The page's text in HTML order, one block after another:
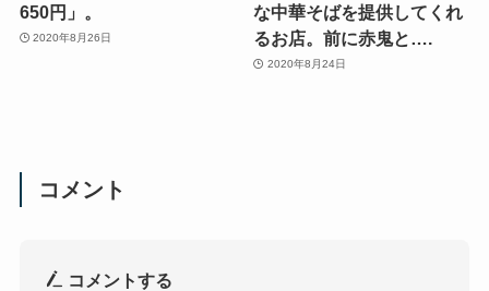
650円」。
2020年8月26日
な中華そばを提供してくれ
るお店。前に赤鬼と….
2020年8月24日
コメント
コメントする